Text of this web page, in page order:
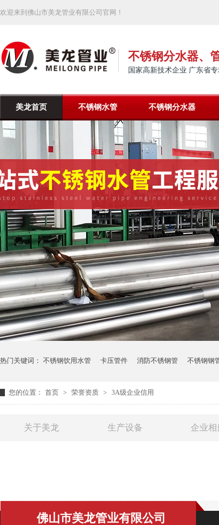
欢迎来到佛山市美龙管业有限公司官网！
不锈钢分水器、
国家高新技术企业 广东省
美龙首页 不锈钢水管 不锈钢分水器
热门关键词： 不锈钢饮用水管 卡压管件 消防不锈钢管 不锈钢钢
您的位置： 首页 > 荣誉资质 > 3A级企业信用
关于美龙 生产设备 企业相
佛山市美龙管业有限公司